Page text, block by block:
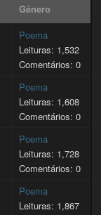
Género
Poema
Leituras: 1,532
Comentários: 0
Poema
Leituras: 1,608
Comentários: 0
Poema
Leituras: 1,728
Comentários: 0
Poema
Leituras: 1,867